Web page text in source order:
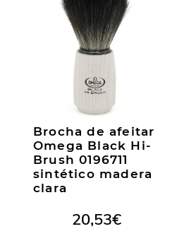
Brocha de afeitar
Omega Black Hi-
Brush 0196711
sintético madera
clara
20,53€